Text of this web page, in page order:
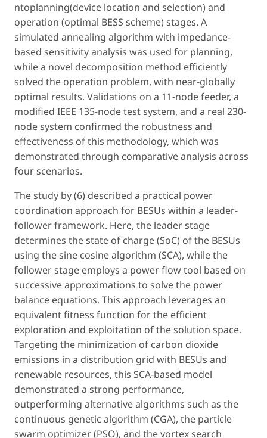
ntoplanning(device location and selection) and
operation (optimal BESS scheme) stages. A
simulated annealing algorithm with impedance-
based sensitivity analysis was used for planning,
while a novel decomposition method efficiently
solved the operation problem, with near-globally
optimal results. Validations on a 11-node feeder, a
modified IEEE 135-node test system, and a real 230-
node system confirmed the robustness and
effectiveness of this methodology, which was
demonstrated through comparative analysis across
four scenarios.
The study by (6) described a practical power
coordination approach for BESUs within a leader-
follower framework. Here, the leader stage
determines the state of charge (SoC) of the BESUs
using the sine cosine algorithm (SCA), while the
follower stage employs a power flow tool based on
successive approximations to solve the power
balance equations. This approach leverages an
equivalent fitness function for the efficient
exploration and exploitation of the solution space.
Targeting the minimization of carbon dioxide
emissions in a distribution grid with BESUs and
renewable resources, this SCA-based model
demonstrated a strong performance,
outperforming alternative algorithms such as the
continuous genetic algorithm (CGA), the particle
swarm optimizer (PSO), and the vortex search